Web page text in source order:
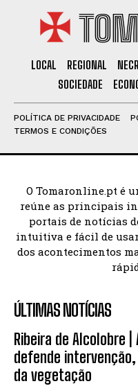
LOCAL REGIONAL
SOCIEDADE
POLÍTICA DE PRIVACIDADE
TERMOS E CONDIÇÕES
O Tomaronline.pt é
reúne as principais
portais de notícias
intuitiva e fácil de
dos acontecimentos
ÚLTIMAS NOTÍCIAS
Ribeira de Alcolobre
defende
da vegetação